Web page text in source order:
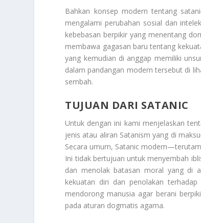
Bahkan konsep modern tentang
mengalami perubahan sosial dan
kebebasan berpikir yang menentang
membawa gagasan baru tentang
yang kemudian di anggap memiliki
dalam pandangan modern tersebut di
sembah.
TUJUAN DARI SATANIC
Untuk dengan ini kami menjelaskan
jenis atau aliran Satanism yang di
Secara umum, Satanic
Ini tidak bertujuan untuk menyembah
dan menolak batasan moral yang di
kekuatan diri dan penolakan
mendorong manusia agar berani
pada aturan dogmatis agama.